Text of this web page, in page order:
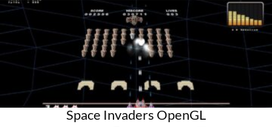
Space Invaders OpenGL